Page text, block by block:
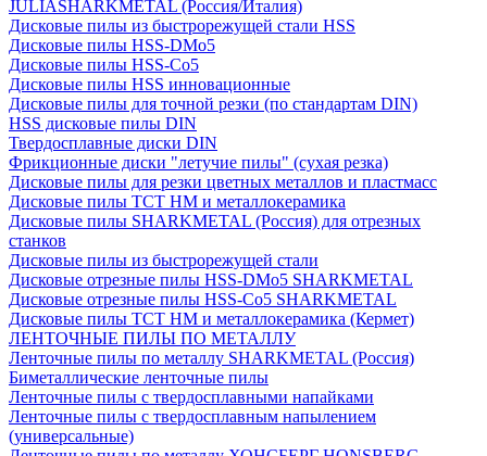
JULIASHARKMETAL (Россия/Италия)
Дисковые пилы из быстрорежущей стали HSS
Дисковые пилы HSS-DMo5
Дисковые пилы HSS-Co5
Дисковые пилы HSS инновационные
Дисковые пилы для точной резки (по стандартам DIN)
HSS дисковые пилы DIN
Твердосплавные диски DIN
Фрикционные диски "летучие пилы" (сухая резка)
Дисковые пилы для резки цветных металлов и пластмасс
Дисковые пилы ТСТ НМ и металлокерамика
Дисковые пилы SHARKMETAL (Россия) для отрезных
станков
Дисковые пилы из быстрорежущей стали
Дисковые отрезные пилы HSS-DMo5 SHARKMETAL
Дисковые отрезные пилы HSS-Co5 SHARKMETAL
Дисковые пилы ТСТ НМ и металлокерамика (Кермет)
ЛЕНТОЧНЫЕ ПИЛЫ ПО МЕТАЛЛУ
Ленточные пилы по металлу SHARKMETAL (Россия)
Биметаллические ленточные пилы
Ленточные пилы с твердосплавными напайками
Ленточные пилы с твердосплавным напылением
(универсальные)